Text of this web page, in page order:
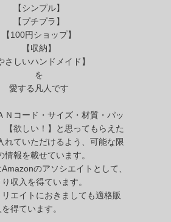
【シンプル】
【プチプラ】
【100円ショップ】
【収納】
さしいハンドメイド】
を
愛する凡人です
Ｎコード・サイズ・材質・パッ
【欲しい！】と思ってもらえた
れていただけるよう、可能な限
情報を載せています。
のアソシエイトとして、
収入を得ています。
エイトにおきましても適格販
得ています。